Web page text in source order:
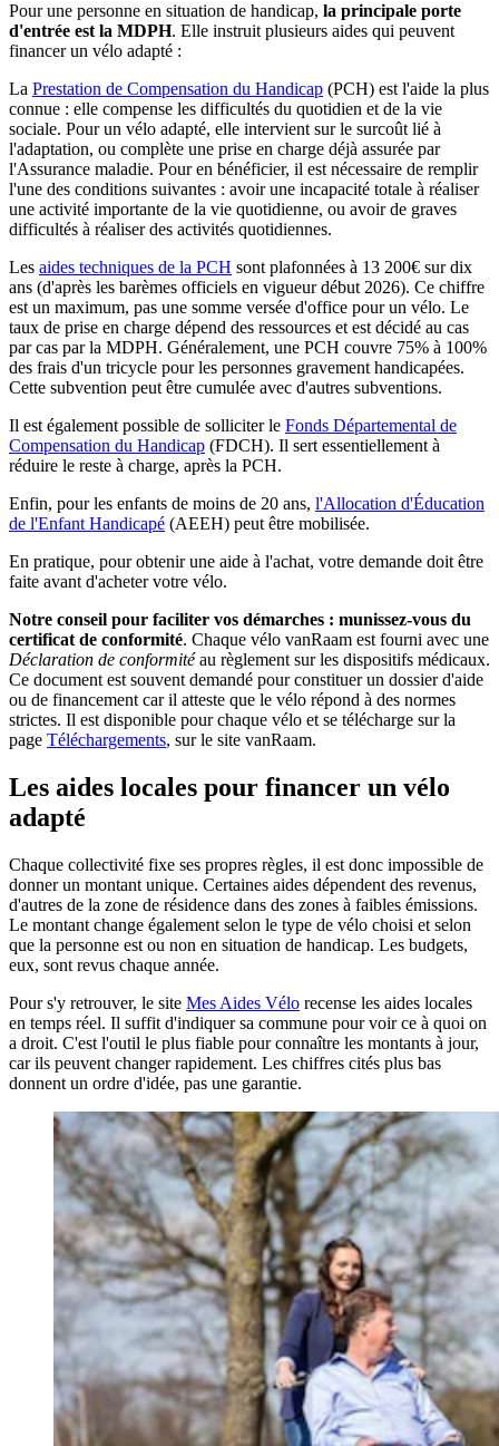
Pour une personne en situation de handicap, la principale porte
d'entrée est la MDPH. Elle instruit plusieurs aides qui peuvent
financer un vélo adapté :
La Prestation de Compensation du Handicap (PCH) est l'aide la plus
connue : elle compense les difficultés du quotidien et de la vie
sociale. Pour un vélo adapté, elle intervient sur le surcoût lié à
l'adaptation, ou complète une prise en charge déjà assurée par
l'Assurance maladie. Pour en bénéficier, il est nécessaire de remplir
l'une des conditions suivantes : avoir une incapacité totale à réaliser
une activité importante de la vie quotidienne, ou avoir de graves
difficultés à réaliser des activités quotidiennes.
Les aides techniques de la PCH sont plafonnées à 13 200€ sur dix
ans (d'après les barèmes officiels en vigueur début 2026). Ce chiffre
est un maximum, pas une somme versée d'office pour un vélo. Le
taux de prise en charge dépend des ressources et est décidé au cas
par cas par la MDPH. Généralement, une PCH couvre 75% à 100%
des frais d'un tricycle pour les personnes gravement handicapées.
Cette subvention peut être cumulée avec d'autres subventions.
Il est également possible de solliciter le Fonds Départemental de
Compensation du Handicap (FDCH). Il sert essentiellement à
réduire le reste à charge, après la PCH.
Enfin, pour les enfants de moins de 20 ans, l'Allocation d'Éducation
de l'Enfant Handicapé (AEEH) peut être mobilisée.
En pratique, pour obtenir une aide à l'achat, votre demande doit être
faite avant d'acheter votre vélo.
Notre conseil pour faciliter vos démarches : munissez-vous du
certificat de conformité. Chaque vélo vanRaam est fourni avec une
Déclaration de conformitéau règlement sur les dispositifs médicaux.
Ce document est souvent demandé pour constituer un dossier d'aide
ou de financement car il atteste que le vélo répond à des normes
strictes. Il est disponible pour chaque vélo et se télécharge sur la
page Téléchargements, sur le site vanRaam.
Les aides locales pour financer un vélo
adapté
Chaque collectivité fixe ses propres règles, il est donc impossible de
donner un montant unique. Certaines aides dépendent des revenus,
d'autres de la zone de résidence dans des zones à faibles émissions.
Le montant change également selon le type de vélo choisi et selon
que la personne est ou non en situation de handicap. Les budgets,
eux, sont revus chaque année.
Pour s'y retrouver, le site Mes Aides Vélo recense les aides locales
en temps réel. Il suffit d'indiquer sa commune pour voir ce à quoi on
a droit. C'est l'outil le plus fiable pour connaître les montants à jour,
car ils peuvent changer rapidement. Les chiffres cités plus bas
donnent un ordre d'idée, pas une garantie.